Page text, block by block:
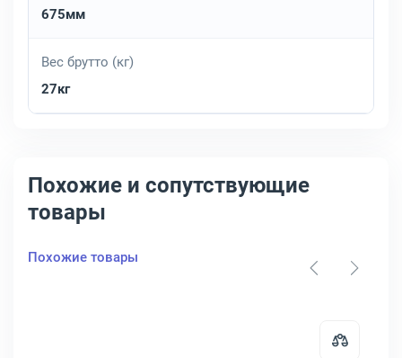
675мм
Вес брутто (кг)
27кг
Похожие и сопутствующие
товары
Похожие товары